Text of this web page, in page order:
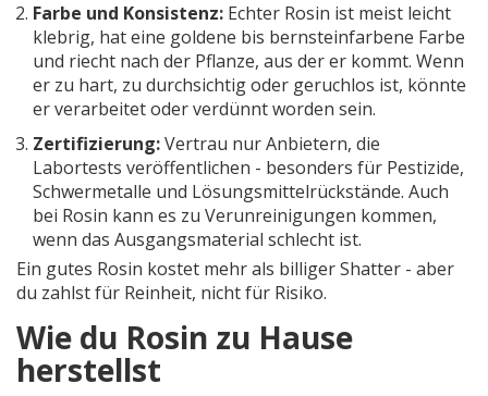
Farbe und Konsistenz: Echter Rosin ist meist leicht
klebrig, hat eine goldene bis bernsteinfarbene Farbe
und riecht nach der Pflanze, aus der er kommt. Wenn
er zu hart, zu durchsichtig oder geruchlos ist, könnte
er verarbeitet oder verdünnt worden sein.
Zertifizierung:Vertrau nur Anbietern, die
Labortests veröffentlichen - besonders für Pestizide,
Schwermetalle und Lösungsmittelrückstände. Auch
bei Rosin kann es zu Verunreinigungen kommen,
wenn das Ausgangsmaterial schlecht ist.
Ein gutes Rosin kostet mehr als billiger Shatter - aber
du zahlst für Reinheit, nicht für Risiko.
Wie du Rosin zu Hause
herstellst